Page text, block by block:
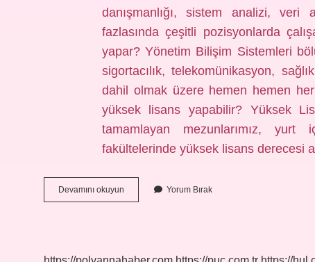
danışmanlığı, sistem analizi,
fazlasında çeşitli pozisyonlarda
yapar? Yönetim Bilişim Sistemleri
sigortacılık, telekomünikasyon,
dahil olmak üzere hemen hemen
yüksek lisans yapabilir? Yüksek
tamamlayan mezunlarımız,
fakültelerinde yüksek lisans derecesi
Devamını okuyun Yönetim
Bilgi
Yorum Bırak